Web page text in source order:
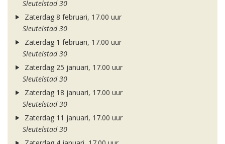
Sleutelstad 30
Zaterdag 8 februari, 17.00 uur
Sleutelstad 30
Zaterdag 1 februari, 17.00 uur
Sleutelstad 30
Zaterdag 25 januari, 17.00 uur
Sleutelstad 30
Zaterdag 18 januari, 17.00 uur
Sleutelstad 30
Zaterdag 11 januari, 17.00 uur
Sleutelstad 30